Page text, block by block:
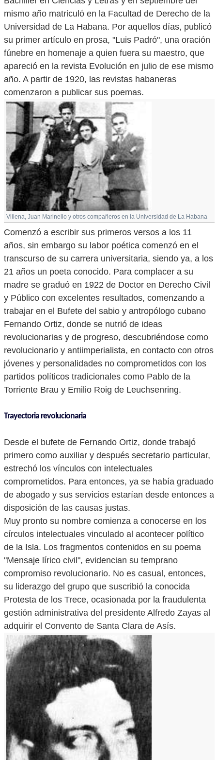
mismo año matriculó en la Facultad de Derecho de la
Universidad de La Habana. Por aquellos días, publicó
su primer artículo en prosa, "Luis Padró", una oración
fúnebre en homenaje a quien fuera su maestro, que
apareció en la revista Evolución en julio de ese mismo
año. A partir de 1920, las revistas habaneras
comenzaron a publicar sus poemas.
Villena, Juan Marinello y otros compañeros en la Universidad de La Habana
Comenzó a escribir sus primeros versos a los 11
años, sin embargo su labor poética comenzó en el
transcurso de su carrera universitaria, siendo ya, a los
21 años un poeta conocido. Para complacer a su
madre se graduó en 1922 de Doctor en Derecho Civil
y Público con excelentes resultados, comenzando a
trabajar en el Bufete del sabio y antropólogo cubano
Fernando Ortiz, donde se nutrió de ideas
revolucionarias y de progreso, descubriéndose como
revolucionario y antiimperialista, en contacto con otros
jóvenes y personalidades no comprometidos con los
partidos políticos tradicionales como Pablo de la
Torriente Brau y Emilio Roig de Leuchsenring.
Trayectoria revolucionaria
Desde el bufete de Fernando Ortiz, donde trabajó
primero como auxiliar y después secretario particular,
estrechó los vínculos con intelectuales
comprometidos. Para entonces, ya se había graduado
de abogado y sus servicios estarían desde entonces a
disposición de las causas justas.
Muy pronto su nombre comienza a conocerse en los
círculos intelectuales vinculado al acontecer político
de la Isla. Los fragmentos contenidos en su poema
"Mensaje lírico civil", evidencian su temprano
compromiso revolucionario. No es casual, entonces,
su liderazgo del grupo que suscribió la conocida
Protesta de los Trece, ocasionada por la fraudulenta
gestión administrativa del presidente Alfredo Zayas al
adquirir el Convento de Santa Clara de Asís.